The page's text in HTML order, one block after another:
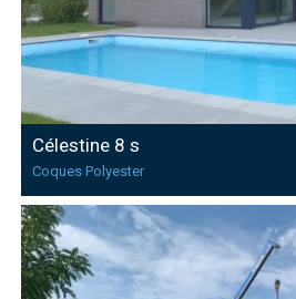
Célestine 8 s
Coques Polyester